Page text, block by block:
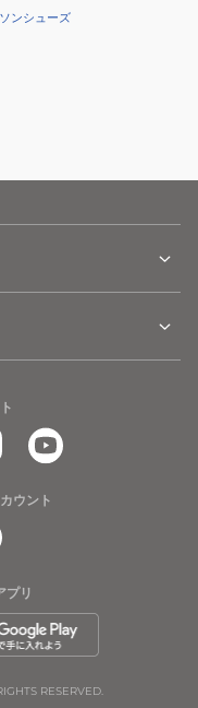
ンシューズ
ウント
プリ
RESERVED.